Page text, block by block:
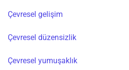
Çevresel gelişim
Çevresel düzensizlik
Çevresel yumuşaklık